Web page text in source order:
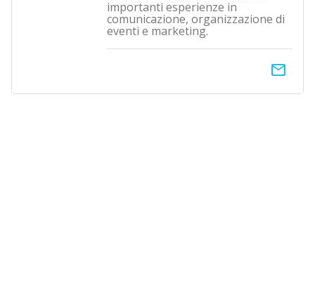
importanti esperienze in
comunicazione, organizzazione di
eventi e marketing.
email